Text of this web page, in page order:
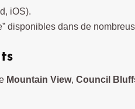
iOS).
disponibles dans de
Mountain View, Council